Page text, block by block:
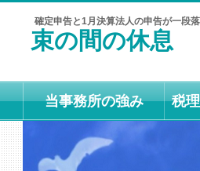
確定申告と1月決算法人の申告が一段
束の間の休息
当事務所の強み 税